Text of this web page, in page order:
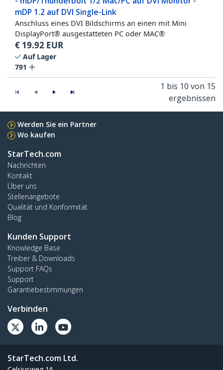
mDP 1.2 auf DVI Single-Link
Anschluss eines DVI Bildschirms an einen mit Mini
DisplayPort® ausgestatteten PC oder MAC®
€ 19.92 EUR
Auf Lager
791
1 bis 10 von 15
ergebnissen
Werden Sie ein Partner
Wo kaufen
StarTech.com
Nachrichten
Kontakt
Über uns
Stellenangebote
Qualität und Konformität
Blog
Kunden Support
Knowledge Base
Treiber & Downloads
Support FAQs
Support
Garantiebestimmungen
Verbinden
StarTech.com Ltd.